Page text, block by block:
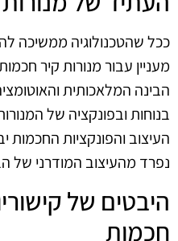
ככל שהטכנולוגיה ממשיכה
מעניין עבור מנורות קיר
הבינה המלאכותית
בנוחות ובפונקציה של
העיצוב והפונקציות החכמות
נפרד מהעיצוב המודרני של
היבטים של
חכמות